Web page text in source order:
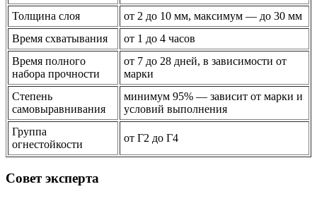
Толщина слоя
от 2 до 10 мм, максимум — до 30 мм
Время схватывания
от 1 до 4 часов
Время полного
набора прочности
от 7 до 28 дней, в зависимости от
марки
Степень
самовыравнивания
минимум 95% — зависит от марки и
условий выполнения
Группа
огнестойкости
от Г2 до Г4
Совет эксперта